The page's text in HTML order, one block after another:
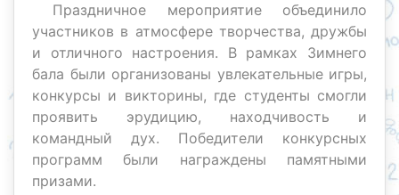
Праздничное мероприятие объединило
участников в атмосфере творчества, дружбы
и отличного настроения. В рамках Зимнего
бала были организованы увлекательные игры,
конкурсы и викторины, где студенты смогли
проявить эрудицию, находчивость и
командный дух. Победители конкурсных
программ были награждены памятными
призами.